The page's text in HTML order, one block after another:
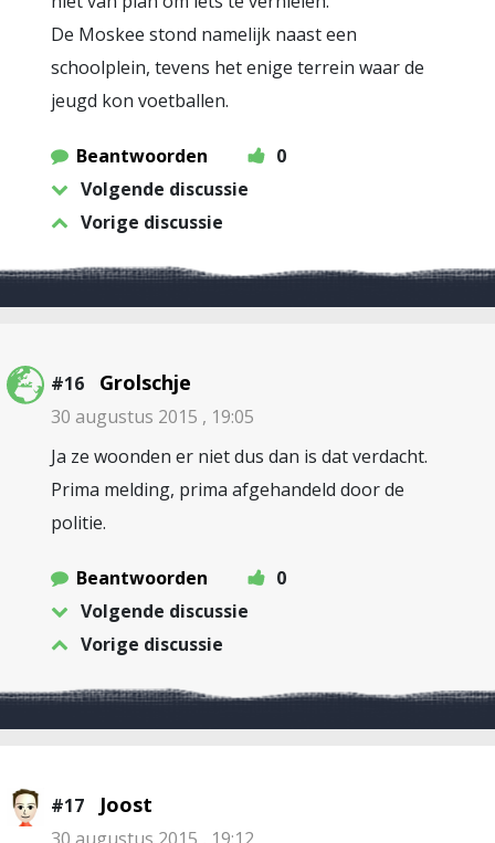
De Moskee stond namelijk naast een
schoolplein, tevens het enige terrein waar de
jeugd kon voetballen.
Beantwoorden
0
Volgende discussie
Vorige discussie
#16 Grolschje
30 augustus 2015 , 19:05
Ja ze woonden er niet dus dan is dat verdacht.
Prima melding, prima afgehandeld door de
politie.
Beantwoorden
0
Volgende discussie
Vorige discussie
#17 Joost